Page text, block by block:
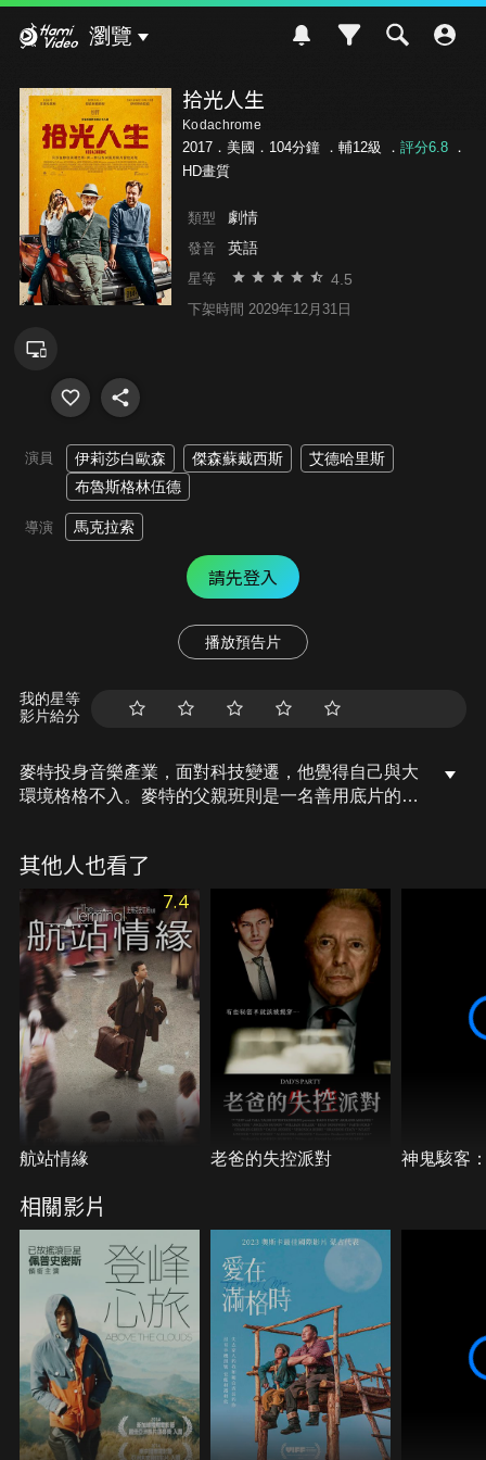
瀏覽
拾光人生
Kodachrome
2017．美國．104分鐘 ． 輔12級 ． 評分6.8．
HD畫質
類型 劇情
發音 英語
星等 4.5
下架時間 2029年12月31日
演員 伊莉莎白歐森 傑森蘇戴西斯
艾德哈里斯
布魯斯格林伍德
導演 馬克拉索
請先登入
播放預告片
我的星等
影片給分
麥特投身音樂產業，面對科技變遷，他覺得自己與大
環境格格不入。麥特的父親班則是一名善用底片的知
伊一同前往堪薩斯朝聖達成班最後的心願，趕在世上
僅存的柯達沖印坊熄燈之前，沖印出自己手上的幾卷
剩餘底片。
其他人也看了
7.4
航站情緣 老爸的失控派對 神鬼駭客
相關影片